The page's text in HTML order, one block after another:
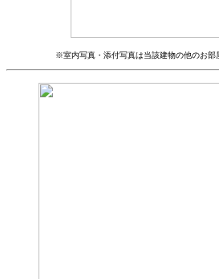
※室内写真・添付写真は当該建物の他のお部